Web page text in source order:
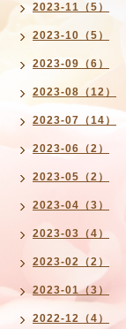
2023-11（5）
2023-10（5）
2023-09（6）
2023-08（12）
2023-07（14）
2023-06（2）
2023-05（2）
2023-04（3）
2023-03（4）
2023-02（2）
2023-01（3）
2022-12（4）